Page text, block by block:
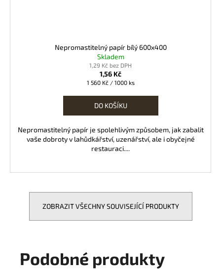
Nepromastitelný papír bílý 600x400
Skladem
1,29 Kč bez DPH
1,56 Kč
Měrná
1 560 Kč / 1000 ks
DO KOŠÍKU
Nepromastitelný papír je spolehlivým způsobem, jak zabalit
vaše dobroty v lahůdkářství, uzenářství, ale i obyčejné
restauraci....
ZOBRAZIT VŠECHNY SOUVISEJÍCÍ PRODUKTY
Podobné produkty